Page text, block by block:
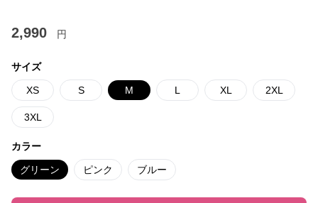
2,990 円
サイズ
XS S M L XL 2XL
3XL
カラー
グリーン ピンク ブルー